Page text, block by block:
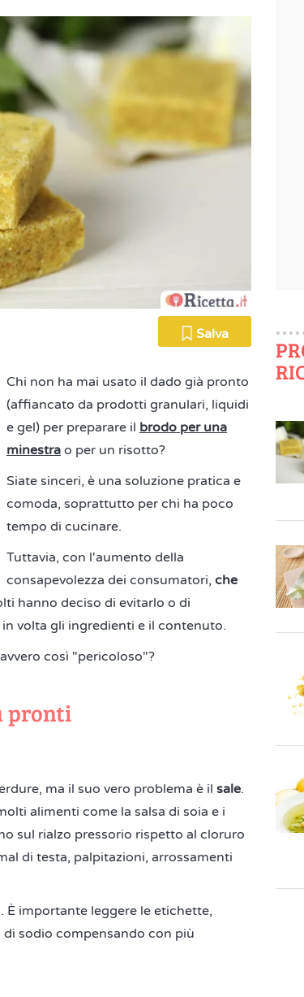
Salva
Chi non ha mai usato il dado già pronto
(affiancato da prodotti granulari, liquidi
e gel) per preparare il brodo per una
minestra o per un risotto?
Siate sinceri, è una soluzione pratica e
comoda, soprattutto per chi ha poco
tempo di cucinare.
Tuttavia, con l'aumento della
consapevolezza dei consumatori, che
hanno deciso di evitarlo o di
volta gli ingredienti e il contenuto.
così "pericoloso"?
pronti
ma il suo vero problema è il sale.
alimenti come la salsa di soia e i
sul rialzo pressorio rispetto al cloruro
di testa, palpitazioni, arrossamenti
È importante leggere le etichette,
sodio compensando con più